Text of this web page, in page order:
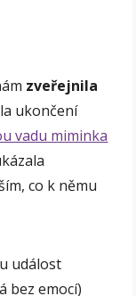
zveřejnila
ukončení
vadu miminka
co k němu
událost
bez emocí)